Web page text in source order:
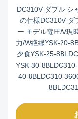
DC310V ダブル シ
の仕様DC310V ダ
ー:モデル電圧/V現
力/W絶縁YSK-20-
夕食YSK-25-
YSK-30-
40-8BLDC310-